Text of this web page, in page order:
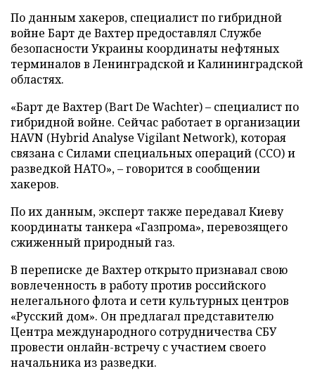
По данным хакеров, специалист по гибридной
войне Барт де Вахтер предоставлял Службе
безопасности Украины координаты нефтяных
терминалов в Ленинградской и Калининградской
областях.
«Барт де Вахтер (Bart De Wachter) – специалист по
гибридной войне. Сейчас работает в организации
HAVN (Hybrid Analyse Vigilant Network), которая
связана с Силами специальных операций (ССО) и
разведкой НАТО», – говорится в сообщении
хакеров.
По их данным, эксперт также передавал Киеву
координаты танкера «Газпрома», перевозящего
сжиженный природный газ.
В переписке де Вахтер открыто признавал свою
вовлеченность в работу против российского
нелегального флота и сети культурных центров
«Русский дом». Он предлагал представителю
Центра международного сотрудничества СБУ
провести онлайн-встречу с участием своего
начальника из разведки.